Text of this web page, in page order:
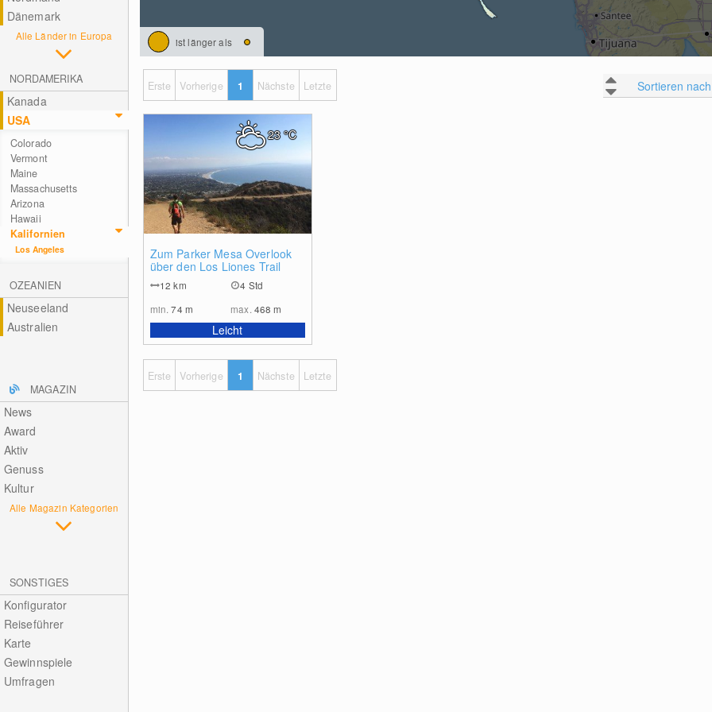
Dänemark
Alle Länder in Europa
NORDAMERIKA
Kanada
USA
Colorado
Vermont
Maine
Massachusetts
Arizona
Hawaii
Kalifornien
Los Angeles
OZEANIEN
Neuseeland
Australien
MAGAZIN
News
Award
Aktiv
Genuss
Kultur
Alle Magazin Kategorien
SONSTIGES
Konfigurator
Reiseführer
Karte
Gewinnspiele
Umfragen
ist länger als
Sortieren nach
Erste Vorherige 1 Nächste Letzte
Zum Parker Mesa Overlook
über den Los Liones Trail
12km
4 Std
min.74 m max. 468m
Leicht
23°C
Erste Vorherige 1 Nächste Letzte